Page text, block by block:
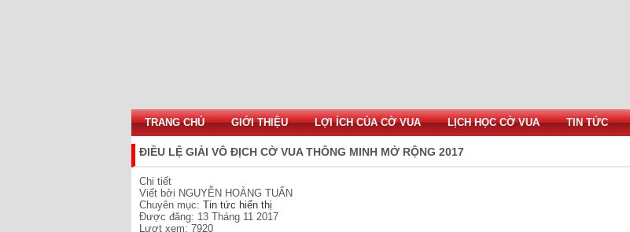
TRANG CHỦ GIỚI THIỆU LỢI ÍCH CỦA CỜ VUA LỊCH HỌC CỜ VUA TIN TỨC
ĐIỀU LỆ GIẢI VÔ ĐỊCH CỜ VUA THÔNG MINH MỞ RỘNG 2017
Chi tiết
Viết bởi NGUYỄN HOÀNG TUẤN
Chuyên mục: Tin tức hiển thị
Được đăng: 13 Tháng 11 2017
Lượt xem: 7920